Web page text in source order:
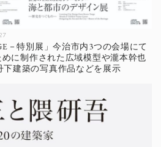
－特別展」今治市内3つの会場にて
に制作された広域模型や瀧本幹也
建築の写真作品などを展示